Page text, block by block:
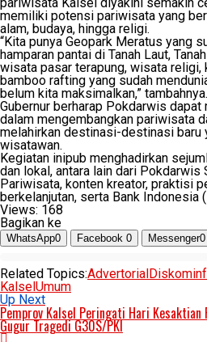
memiliki potensi pariwisata yang
alam, budaya, hingga religi.
“Kita punya Geopark Meratus yang
hamparan pantai di Tanah Laut,
wisata pasar terapung, wisata religi,
bamboo rafting yang sudah
belum kita maksimalkan,” tambahnya.
Gubernur berharap Pokdarwis
dalam mengembangkan pariwisata
melahirkan destinasi-destinasi baru
wisatawan.
Kegiatan inipub menghadirkan
dan lokal, antara lain dari Pokdarwis
Pariwisata, konten kreator, praktisi
berkelanjutan, serta Bank Indonesia
Views: 168
Bagikan ke
WhatsApp0 Facebook 0 Messenger0
Related Topics:Advertorial
KalselUmum
Up Next
Pemprov Kalsel Peringati Hari Kesaktian
Gugur Tragedi G30S/PKI